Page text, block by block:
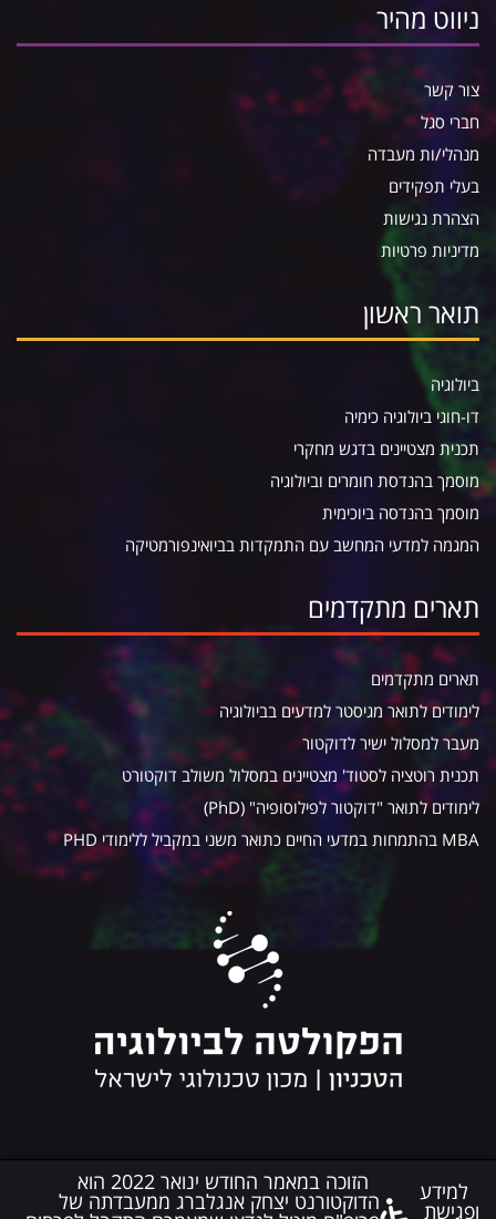
למידע
ופגישת
הזוכה במאמר החודש ינואר 2022 הוא
הדוקטורנט יצחק אנגלברג ממעבדתה של
ניווט מהיר
צור קשר
חברי סגל
מנהלי/ות מעבדה
בעלי תפקידים
הצהרת נגישות
מדיניות פרטיות
תואר ראשון
ביולוגיה
דו-חוגי ביולוגיה כימיה
תכנית מצטיינים בדגש מחקרי
מוסמך בהנדסת חומרים וביולוגיה
מוסמך בהנדסה ביוכימית
המגמה למדעי המחשב עם התמקדות בביואינפורמטיקה
תארים מתקדמים
תארים מתקדמים
לימודים לתואר מגיסטר למדעים בביולוגיה
מעבר למסלול ישיר לדוקטור
תכנית רוטציה לסטוד' מצטיינים במסלול משולב דוקטורט
לימודים לתואר "דוקטור לפילוסופיה" (PhD)
MBA בהתמחות במדעי החיים כתואר משני במקביל ללימודי PHD
© כל הזכויות שמורות פקולטה לביולוגיה Biology Faculty
בניית אתרים